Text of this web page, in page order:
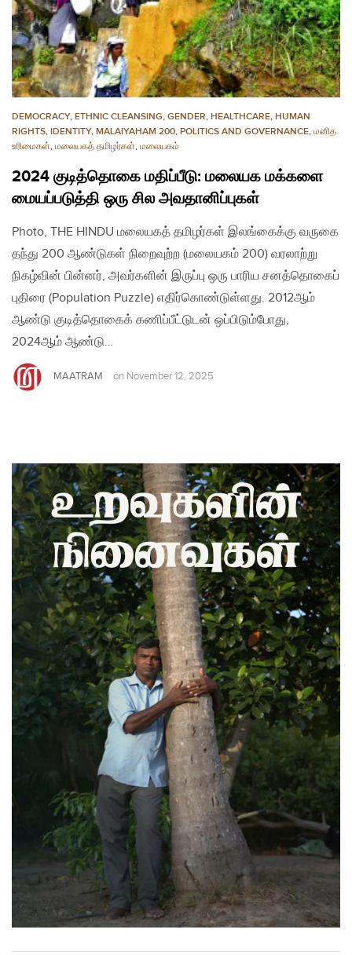
DEMOCRACY, ETHNIC CLEANSING, GENDER, HEALTHCARE, HUMAN
RIGHTS, IDENTITY, MALAIYAHAM 200, POLITICS AND GOVERNANCE, மனித
உரிமைகள், மலையகத் தமிழர்கள், மலையகம்
2024 குடித்தொகை மதிப்பீடு: மலையக மக்களை
மையப்படுத்தி ஒரு சில அவதானிப்புகள்
Photo, THE HINDU மலையகத் தமிழர்கள் இலங்கைக்கு வருகை
தந்து 200 ஆண்டுகள் நிறைவுற்ற (மலையகம் 200) வரலாற்று
நிகழ்வின் பின்னர், அவர்களின் இருப்பு ஒரு பாரிய சனத்தொகைப்
புதிரை (Population Puzzle) எதிர்கொண்டுள்ளது. 2012ஆம்
ஆண்டு குடித்தொகைக் கணிப்பீட்டுடன் ஒப்பிடும்போது,
2024ஆம் ஆண்டு…
MAATRAM on November 12, 2025